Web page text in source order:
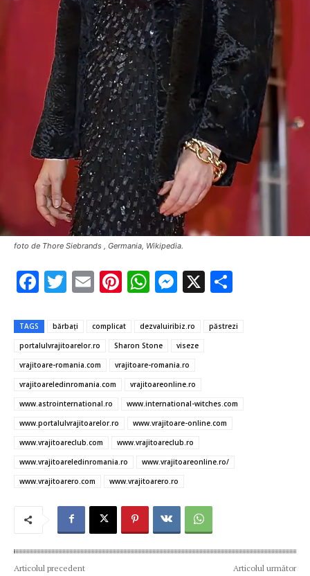
foto de Thore Siebrands , Germania, Wikipedia.
F
e
b
o
o
k
T
it
te
r
E
ai
l
Pi
er
es
t
W
at
s
A
p
p
M
se
n
g
er
X
ta
TAGS bărbaţi complicat dezvaluiribiz.ro
păstrezi
portalulvrajitoarelor.ro
Sharon Stone
viseze
vrajitoare-romania.com
vrajitoare-romania.ro
vrajitoareledinromania.com
vrajitoareonline.ro
www.astrointernational.ro
www.international-witches.com
www.portalulvrajitoarelor.ro
www.vrajitoare-online.com
www.vrajitoareclub.com
www.vrajitoareclub.ro
www.vrajitoareledinromania.ro
www.vrajitoareonline.ro/
www.vrajitoarero.com
www.vrajitoarero.ro
Articolul precedent Articolul următor